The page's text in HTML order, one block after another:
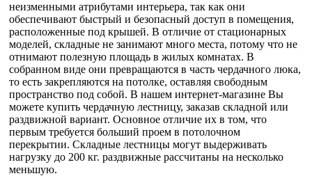
неизменными атрибутами интерьера, так как они
обеспечивают быстрый и безопасный доступ в помещения,
расположенные под крышей. В отличие от стационарных
моделей, складные не занимают много места, потому что не
отнимают полезную площадь в жилых комнатах. В
собранном виде они превращаются в часть чердачного люка,
то есть закрепляются на потолке, оставляя свободным
пространство под собой. В нашем интернет-магазине Вы
можете купить чердачную лестницу, заказав складной или
раздвижной вариант. Основное отличие их в том, что
первым требуется больший проем в потолочном
перекрытии. Складные лестницы могут выдерживать
нагрузку до 200 кг. раздвижные рассчитаны на несколько
меньшую.